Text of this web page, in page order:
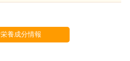
栄養成分情報